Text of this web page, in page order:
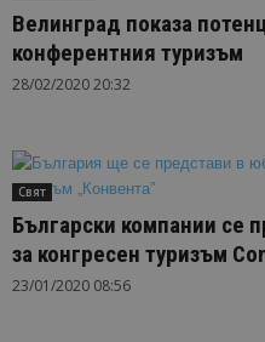
Велинград показа
конферентния туризъм
28/02/2020 20:32
Свят
Български компании се
за конгресен туризъм
23/01/2020 08:56